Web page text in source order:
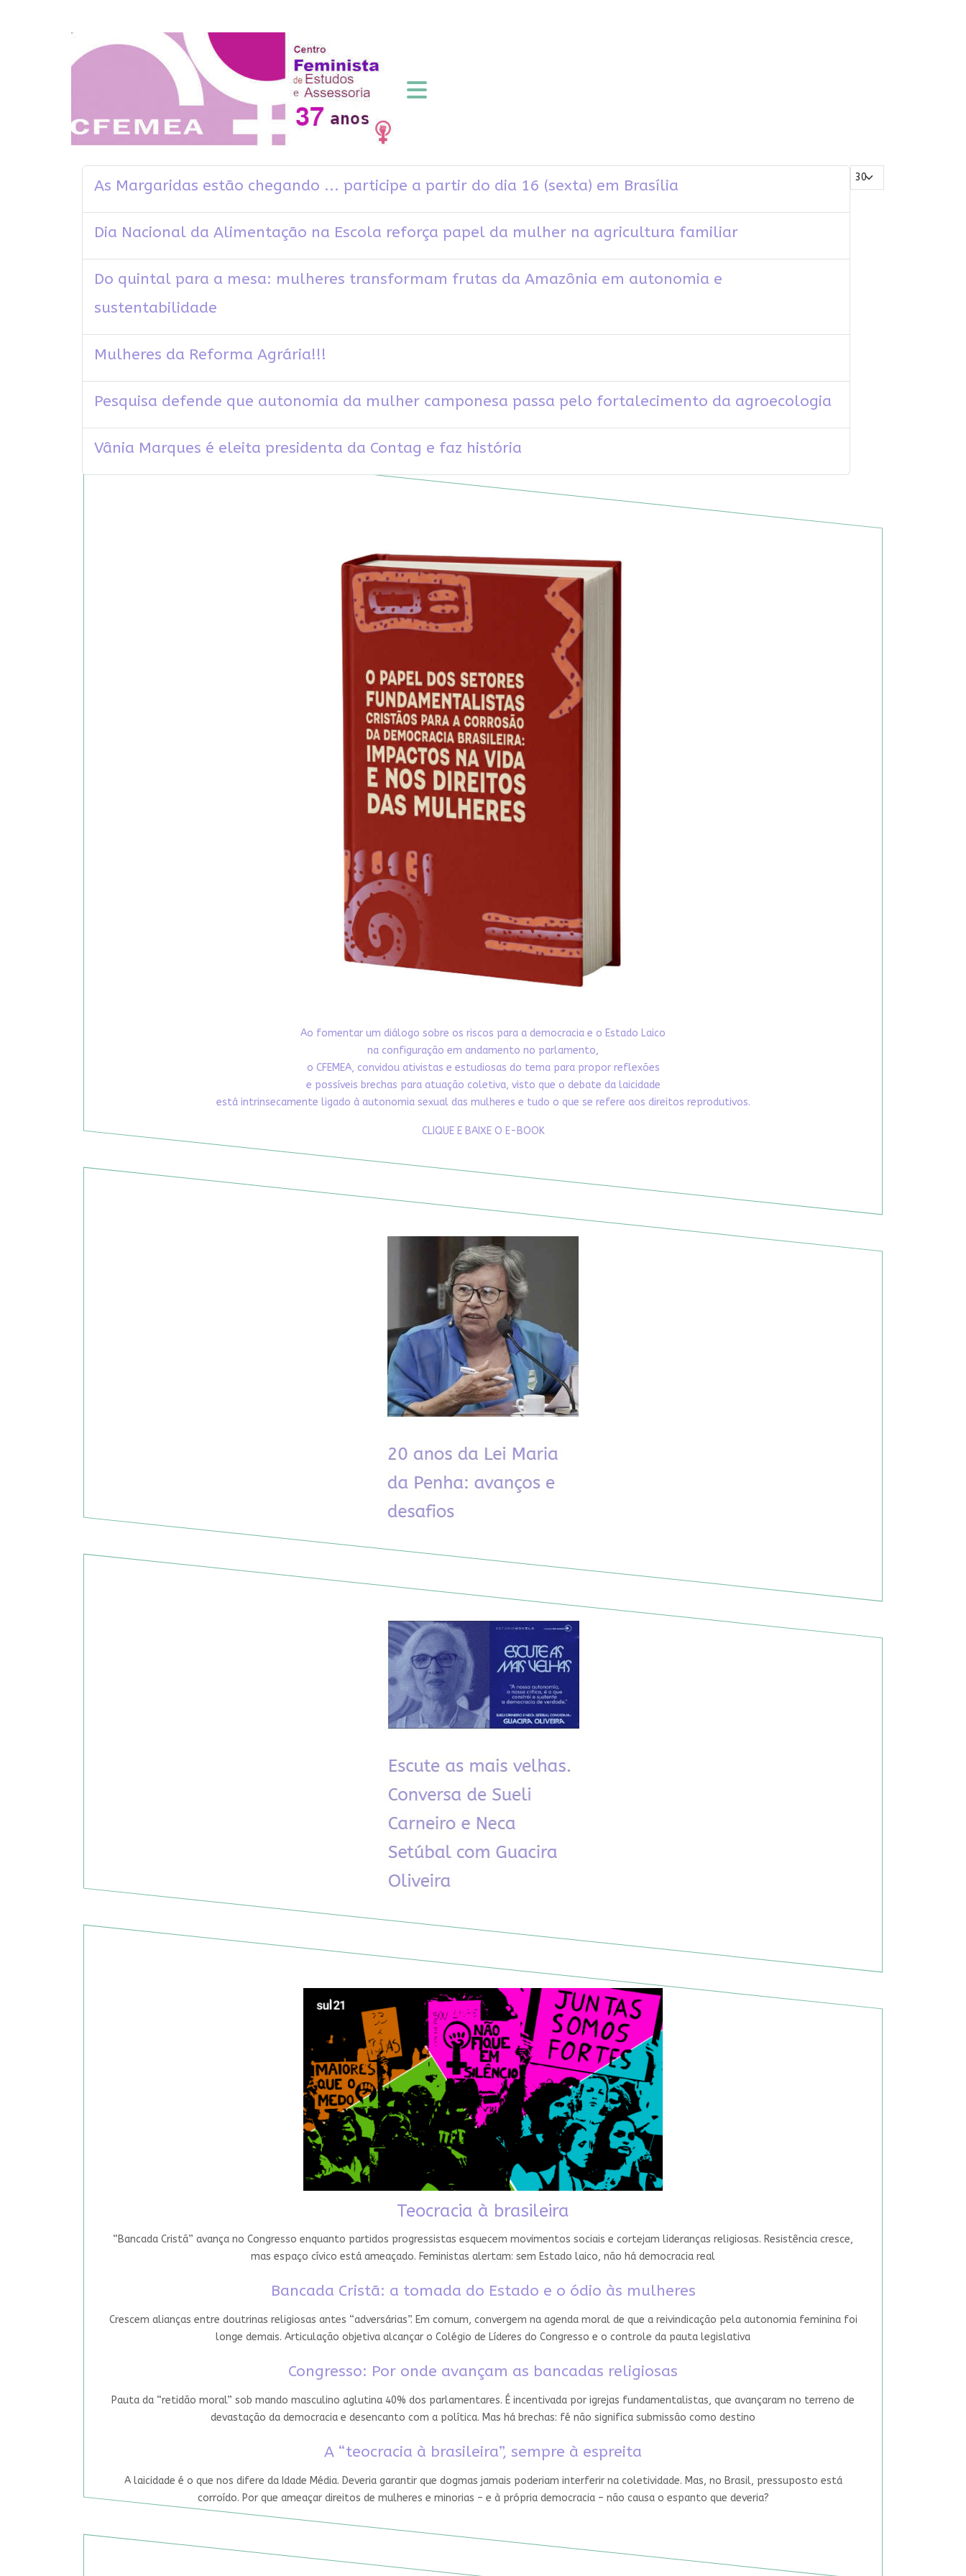
Mostrar #
As Margaridas estão chegando ... participe a partir do dia 16 (sexta) em Brasília
Dia Nacional da Alimentação na Escola reforça papel da mulher na agricultura familiar
Do quintal para a mesa: mulheres transformam frutas da Amazônia em autonomia e
sustentabilidade
Mulheres da Reforma Agrária!!!
Pesquisa defende que autonomia da mulher camponesa passa pelo fortalecimento da agroecologia
Vânia Marques é eleita presidenta da Contag e faz história
Ao fomentar um diálogo sobre os riscos para a democracia e o Estado Laico
na configuração em andamento no parlamento,
o CFEMEA, convidou ativistas e estudiosas do tema para propor reflexões
e possíveis brechas para atuação coletiva, visto que o debate da laicidade
está intrinsecamente ligado à autonomia sexual das mulheres e tudo o que se refere aos direitos reprodutivos.
CLIQUE E BAIXE O E-BOOK
Teocracia à brasileira
“Bancada Cristã” avança no Congresso enquanto partidos progressistas esquecem movimentos sociais e cortejam lideranças religiosas. Resistência cresce,
mas espaço cívico está ameaçado. Feministas alertam: sem Estado laico, não há democracia real
Bancada Cristã: a tomada do Estado e o ódio às mulheres
Crescem alianças entre doutrinas religiosas antes “adversárias”. Em comum, convergem na agenda moral de que a reivindicação pela autonomia feminina foi
longe demais. Articulação objetiva alcançar o Colégio de Líderes do Congresso e o controle da pauta legislativa
Congresso: Por onde avançam as bancadas religiosas
Pauta da “retidão moral” sob mando masculino aglutina 40% dos parlamentares. É incentivada por igrejas fundamentalistas, que avançaram no terreno de
devastação da democracia e desencanto com a política. Mas há brechas: fé não significa submissão como destino
A “teocracia à brasileira”, sempre à espreita
A laicidade é o que nos difere da Idade Média. Deveria garantir que dogmas jamais poderiam interferir na coletividade. Mas, no Brasil, pressuposto está
corroído. Por que ameaçar direitos de mulheres e minorias – e à própria democracia – não causa o espanto que deveria?